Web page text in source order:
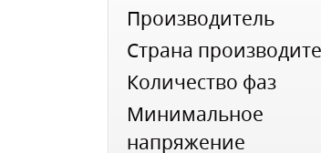
Производитель
Страна
Количество фаз
Минимальное
напряжение